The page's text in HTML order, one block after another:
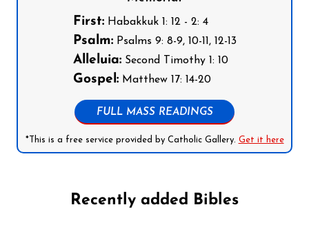
First:Habakkuk 1: 12 - 2: 4
Psalm:Psalms 9: 8-9, 10-11, 12-13
Alleluia:Second Timothy 1: 10
Gospel:Matthew 17: 14-20
FULL MASS READINGS
*This is a free service provided by Catholic Gallery. Get it here
Recently added Bibles